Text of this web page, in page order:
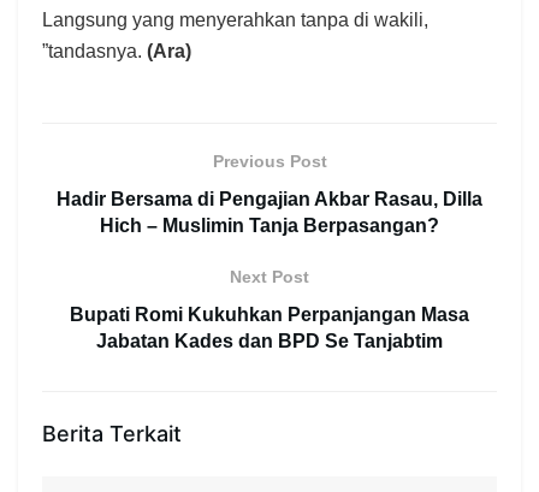
Langsung yang menyerahkan tanpa di wakili,
”tandasnya. (Ara)
Previous Post
Hadir Bersama di Pengajian Akbar Rasau, Dilla
Hich – Muslimin Tanja Berpasangan?
Next Post
Bupati Romi Kukuhkan Perpanjangan Masa
Jabatan Kades dan BPD Se Tanjabtim
Berita Terkait